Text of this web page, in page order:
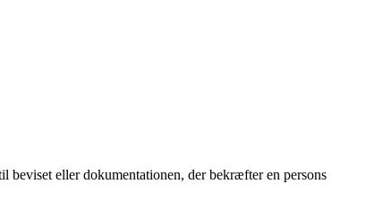
beviset eller dokumentationen, der bekræfter en persons